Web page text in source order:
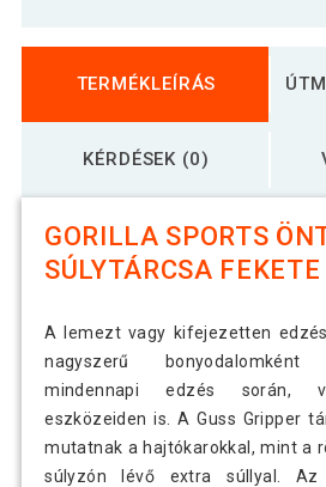
TERMÉKLEÍRÁS
KÉRDÉSEK (0)
GORILLA SPORTS
SÚLYTÁRCSA
A lemezt vagy kifejezetten
nagyszerű
mindennapi edzés során,
eszközeiden is. A Guss Gripper
mutatnak a hajtókarokkal, mint a
súlyzón lévő extra súllyal. Az